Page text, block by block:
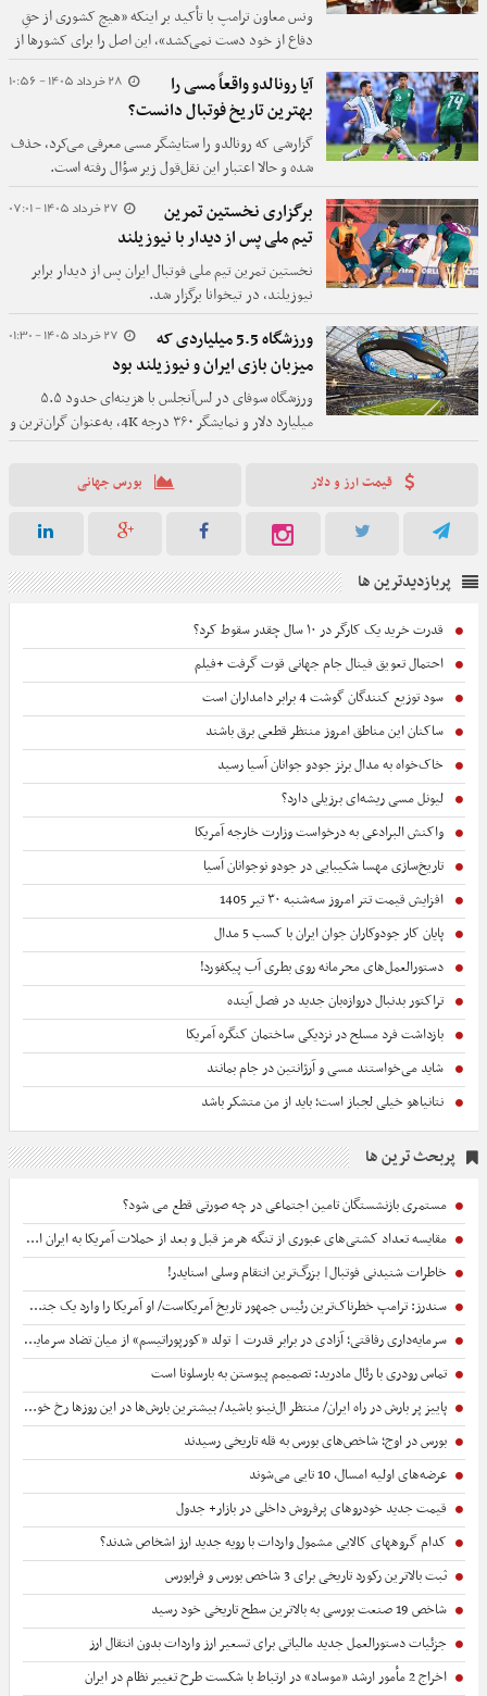
ونس معاون ترامپ با تأکید بر اینکه «هیچ کشوری از حقِ
دفاع از خود دست نمی‌کشد»، این اصل را برای کشورها از
جمله ایران به رسمیت شناخت.
28 خرداد 1405 - 10:56
آیا رونالدو واقعاً مسی را
بهترین تاریخ فوتبال دانست؟
گزارشی که رونالدو را ستایشگر مسی معرفی می‌کرد، حذف
شده و حالا اعتبار این نقل‌قول زیر سؤال رفته است.
27 خرداد 1405 - 07:01
برگزاری نخستین تمرین
تیم ملی پس از دیدار با نیوزیلند
نخستین تمرین تیم ملی فوتبال ایران پس از دیدار برابر
نیوزیلند، در تیخوانا برگزار شد.
27 خرداد 1405 - 01:30
ورزشگاه 5.5 میلیاردی که
میزبان بازی ایران و نیوزیلند بود
ورزشگاه سوفای در لس‌آنجلس با هزینه‌ای حدود ۵.۵
میلیارد دلار و نمایشگر ۳۶۰ درجه 4K، به‌عنوان گران‌ترین و
مدرن‌ترین استادیوم جهان شناخته می‌شود؛ سازه‌ای که
تماشای فوتبال را به تجربه‌ای کاملاً متفاوت تبدیل کرده
است.قیمت ارز و دلار بورس جهانی
پربازدیدترین ها
قدرت خرید یک کارگر در ۱۰ سال چقدر سقوط کرد؟
احتمال تعویق فینال جام جهانی قوت گرفت +فیلم
سود توزیع کنندگان گوشت 4 برابر دامداران است
ساکنان این مناطق امروز منتظر قطعی برق باشند
خاک‌خواه به مدال برنز جودو جوانان آسیا رسید
لیونل مسی ریشه‌ای برزیلی دارد؟
واکنش البرادعی به درخواست وزارت خارجه آمریکا
تاریخ‌سازی مهسا شکیبایی در جودو نوجوانان آسیا
افزایش قیمت تتر امروز سه‌شنبه ۳۰ تیر 1405
پایان کار جودوکاران جوان ایران با کسب 5 مدال
دستورالعمل‌های محرمانه روی بطری آب پیکفورد!
تراکتور بدنبال دروازه‌بان جدید در فصل آینده
بازداشت فرد مسلح در نزدیکی ساختمان کنگره آمریکا
شاید می‌خواستند مسی و آرژانتین در جام بمانند
نتانیاهو خیلی لجباز است؛ باید از من متشکر باشد
پربحث ترین ها
مستمری بازنشستگان تامین اجتماعی در چه صورتی قطع می شود؟
مقایسه تعداد کشتی‌های عبوری از تنگه هرمز قبل و بعد از حملات آمریکا به ایران از سوی «کپلر»
خاطرات شنیدنی فوتبال| بزرگ‌ترین انتقام وسلی اسنایدر!
سندرز: ترامپ خطرناک‌ترین رئیس جمهور تاریخ آمریکاست/ او آمریکا را وارد یک جنگ فاجعه‌بار کرده است+ فیلم
سرمایه‌داری رفاقتی؛ آزادی در برابر قدرت | تولد «کورپوراتیسم» از میان تضاد سرمایه‌داری رفاقتی با منطق بازار
تماس رودری با رئال مادرید: تصمیمم پیوستن به بارسلونا است
پاییز پر بارش در راه ایران/ منتظر ال‌نینو باشید/ بیشترین بارش‌ها در این روزها رخ خواهد داد
بورس در اوج؛ شاخص‌های بورس به قله تاریخی رسیدند
عرضه‌های اولیه امسال، 10 تایی می‌شوند
قیمت جدید خودروهای پرفروش داخلی در بازار+ جدول
کدام گروههای کالایی مشمول واردات با رویه جدید ارز اشخاص شدند؟
ثبت بالاترین رکورد تاریخی برای 3 شاخص بورس و فرابورس
شاخص 19 صنعت بورسی به بالاترین سطح تاریخی خود رسید
جزئیات دستورالعمل جدید مالیاتی برای تسعیر ارز واردات بدون انتقال ارز
اخراج 2 مأمور ارشد «موساد» در ارتباط با شکست طرح تغییر نظام در ایران